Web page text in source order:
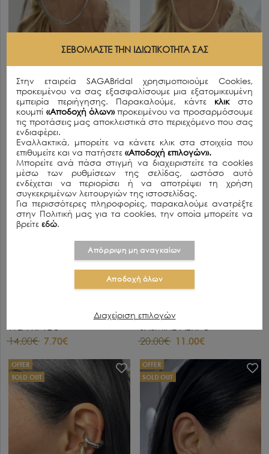
DONA-ΑΣΗΜΙ
29.00€ 15.95€
DONA-ΧΡΥΣΟ
29.00€ 15.95€
OFFER
14.00€ 7.70€ 20.00€ 11.00€
OFFER
SOLD OUT
OFFER
SOLD OUT
ΣΕΒΌΜΑΣΤΕ ΤΗΝ ΙΔΙΩΤΙΚΌΤΗΤΆ ΣΑΣ
Στην εταιρεία SAGABridal χρησιμοποιούμε Cookies,
προκειμένου να σας εξασφαλίσουμε μια εξατομικευμένη
εμπειρία περιήγησης. Παρακαλούμε, κάντε κλικ στο
κουμπί «Αποδοχή όλων»προκειμένου να προσαρμόσουμε
τις προτάσεις μας αποκλειστικά στο περιεχόμενο που σας
ενδιαφέρει.
Εναλλακτικά, μπορείτε να κάνετε κλικ στα στοιχεία που
επιθυμείτε και να πατήσετε«Αποδοχή επιλογών».
Μπορείτε ανά πάσα στιγμή να διαχειριστείτε τα cookies
μέσω των ρυθμίσεων της σελίδας, ωστόσο αυτό
ενδέχεται να περιορίσει ή να αποτρέψει τη χρήση
συγκεκριμένων λειτουργιών της ιστοσελίδας.
Για περισσότερες πληροφορίες, παρακαλούμε ανατρέξτε
στην Πολιτική μας για τα cookies, την οποία μπορείτε να
βρείτεεδώ.
Απόρριψη μη αναγκαίων
Αποδοχή όλων
Διαχείριση επιλογών